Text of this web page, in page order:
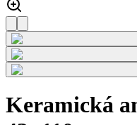
Keramická